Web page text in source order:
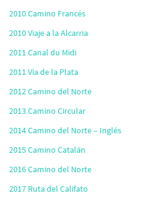
2010 Camino Francés
2010 Viaje a la Alcarria
2011 Canal du Midi
2011 Vía de la Plata
2012 Camino del Norte
2013 Camino Circular
2014 Camino del Norte – Inglés
2015 Camino Catalán
2016 Camino del Norte
2017 Ruta del Califato